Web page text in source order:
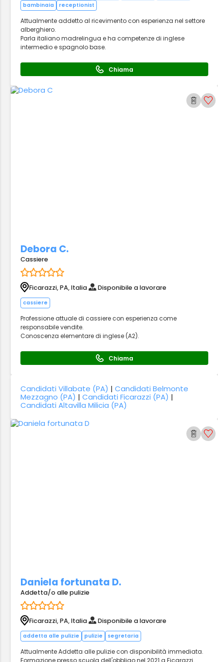
bambinaia
receptionist
Attualmente addetto al ricevimento con esperienza nel settore
alberghiero.
Parla italiano madrelingua e ha competenze di inglese
intermedio e spagnolo base.
Chiama
Debora C.
Cassiere
Ficarazzi, PA, Italia Disponibile a lavorare
cassiere
Professione attuale di cassiere con esperienza come
responsabile vendite.
Conoscenza elementare di inglese (A2).
Chiama
Candidati Villabate (PA) |Candidati Belmonte
Mezzagno (PA) |Candidati Ficarazzi (PA) |
Candidati Altavilla Milicia (PA)
Daniela fortunata D.
Addetta/o alle pulizie
Ficarazzi, PA, Italia Disponibile a lavorare
addetta alle pulizie pulizie segretaria
Attualmente Addetta alle pulizie con disponibilità immediata.
Formazione presso scuola dell'obbligo nel 2021 a Ficarazzi.